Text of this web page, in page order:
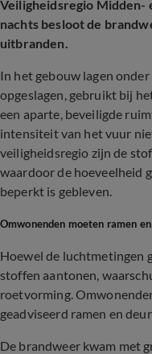
Veiligheidsregio Midden-
nachts besloot de
uitbranden.
In het gebouw lagen
opgeslagen, gebruikt bij
een aparte, beveiligde
intensiteit van het vuur
veiligheidsregio zijn de
waardoor de hoeveelheid
beperkt is gebleven.
Omwonenden moeten ramen
Hoewel de luchtmetingen
stoffen aantonen,
roetvorming.
geadviseerd ramen en
De brandweer kwam met